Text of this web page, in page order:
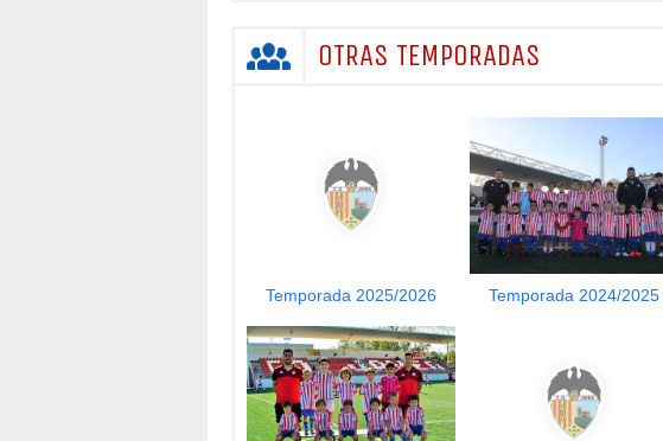
OTRAS TEMPORADAS
Temporada 2025/2026 Temporada 2024/2025